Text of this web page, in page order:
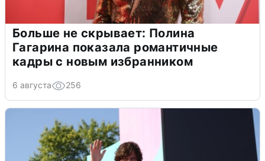
Больше не скрывает: Полина
Гагарина показала романтичные
кадры с новым избранником
6 августа 256